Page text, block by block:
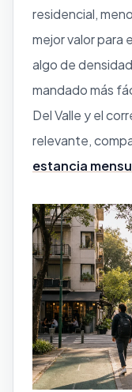
residencial,
mejor valor para
algo de
mandado más
Del Valle y el
relevante,
estancia